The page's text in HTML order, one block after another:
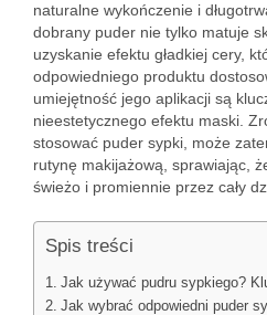
naturalne wykończenie i
dobrany puder nie tylko matuje
uzyskanie efektu gładkiej cery,
odpowiedniego produktu
umiejętność jego aplikacji są
nieestetycznego efektu maski.
stosować puder sypki, może
rutynę makijażową, sprawiając,
świeżo i promiennie przez cały
Spis treści
Jak używać pudru sypkiego?
Jak wybrać odpowiedni puder